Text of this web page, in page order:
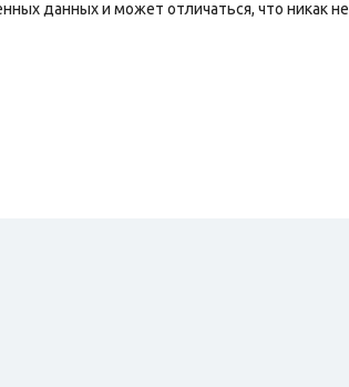
данных и может отличаться, что никак не